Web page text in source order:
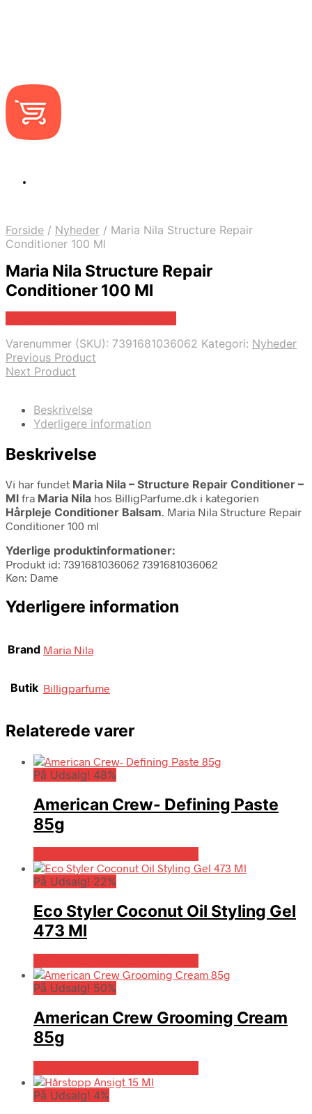
Forside / Nyheder / Maria Nila Structure Repair
Conditioner 100 Ml
Maria Nila Structure Repair
Conditioner 100 Ml
Varenummer (SKU): 7391681036062 Kategori: Nyheder
Previous Product
Next Product
Beskrivelse
Yderligere information
Beskrivelse
Vi har fundet Maria Nila – Structure Repair Conditioner –
Ml fra Maria Nila hos BilligParfume.dk i kategorien
Hårpleje Conditioner Balsam. Maria Nila Structure Repair
Conditioner 100 ml
Yderlige produktinformationer:
Produkt id: 7391681036062 7391681036062
Køn: Dame
Yderligere information
Brand Maria Nila
Butik Billigparfume
Relaterede varer
På Udsalg! 48%
American Crew- Defining Paste
85g
På Udsalg! 22%
Eco Styler Coconut Oil Styling Gel
473 Ml
På Udsalg! 50%
American Crew Grooming Cream
85g
På Udsalg! 4%